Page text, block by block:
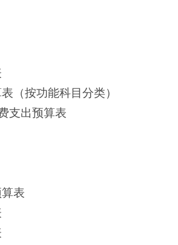
（按功能科目分类）
支出预算表
表